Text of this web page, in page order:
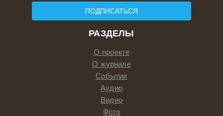
РАЗДЕЛЫ
О проекте
О журнале
События
Аудио
Видео
Фото
ПОДПИСАТЬСЯ